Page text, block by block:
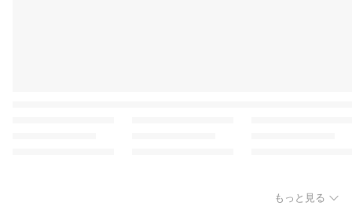
もっと見る